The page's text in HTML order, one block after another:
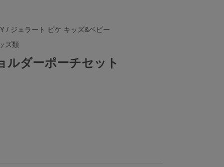
/ ジェラート ピケ キッズ&ベビー
ズ類
ルダーポーチセット